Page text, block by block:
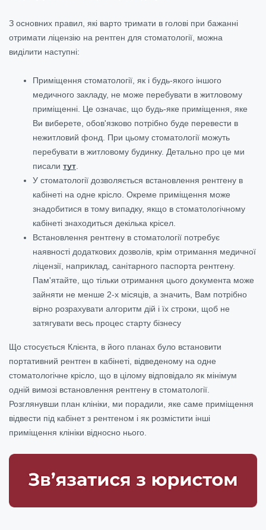
З основних правил, які варто тримати в голові при бажанні
отримати ліцензію на рентген для стоматології, можна
виділити наступні:
Приміщення стоматології, як і будь-якого іншого
медичного закладу, не може перебувати в житловому
приміщенні. Це означає, що будь-яке приміщення, яке
Ви виберете, обов'язково потрібно буде перевести в
нежитловий фонд. При цьому стоматології можуть
перебувати в житловому будинку. Детально про це ми
писали тут
У стоматології дозволяється встановлення рентгену в
кабінеті на одне крісло. Окреме приміщення може
знадобитися в тому випадку, якщо в стоматологічному
кабінеті знаходиться декілька крісел.
Встановлення рентгену в стоматології потребує
наявності додаткових дозволів, крім отримання медичної
ліцензії, наприклад, санітарного паспорта рентгену.
Пам'ятайте, що тільки отримання цього документа може
зайняти не менше 2-х місяців, а значить, Вам потрібно
вірно розрахувати алгоритм дій і їх строки, щоб не
затягувати весь процес старту бізнесу
Що стосується Клієнта, в його планах було встановити
портативний рентген в кабінеті, відведеному на одне
стоматологічне крісло, що в цілому відповідало як мінімум
одній вимозі встановлення рентгену в стоматології.
Розглянувши план клініки, ми порадили, яке саме приміщення
відвести під кабінет з рентгеном і як розмістити інші
приміщення клініки відносно нього.